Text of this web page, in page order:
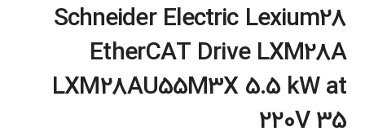
Schneider Electric Lexium28
EtherCAT Drive LXM28A
LXM28AU55M3X 5.5 kW at
220V 35